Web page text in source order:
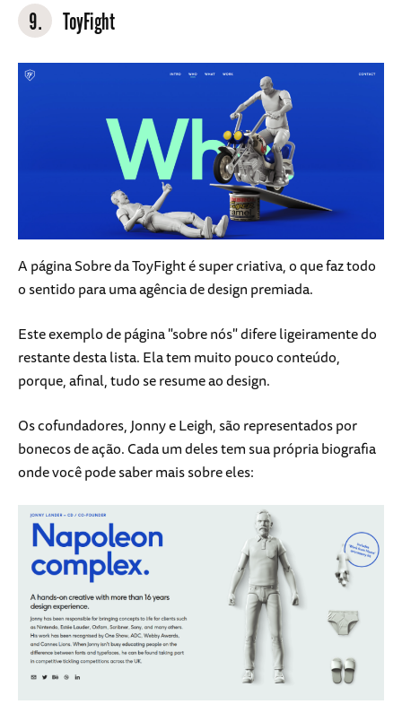
9. ToyFight
A página Sobre da ToyFight é super criativa, o que faz todo
o sentido para uma agência de design premiada.
Este exemplo de página "sobre nós" difere ligeiramente do
restante desta lista. Ela tem muito pouco conteúdo,
porque, afinal, tudo se resume ao design.
Os cofundadores, Jonny e Leigh, são representados por
bonecos de ação. Cada um deles tem sua própria biografia
onde você pode saber mais sobre eles: